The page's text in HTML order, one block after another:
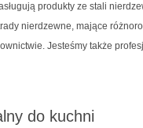
produkty ze stali
nierdzewne, mające
Jesteśmy także
do kuchni